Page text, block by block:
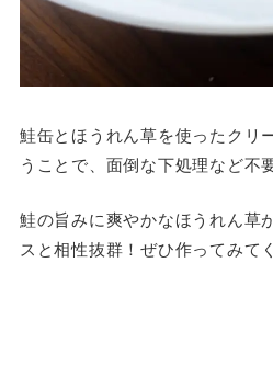
鮭缶とほうれん草を使ったクリ
うことで、面倒な下処理など不
鮭の旨みに爽やかなほうれん草
スと相性抜群！ぜひ作ってみて